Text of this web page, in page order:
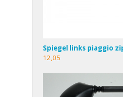
Spiegel links piaggio
12,05